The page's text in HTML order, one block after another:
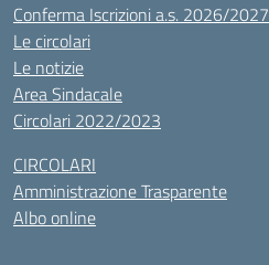
Conferma Iscrizioni a.s. 2026/2027
Le circolari
Le notizie
Area Sindacale
Circolari 2022/2023
CIRCOLARI
Amministrazione Trasparente
Albo online